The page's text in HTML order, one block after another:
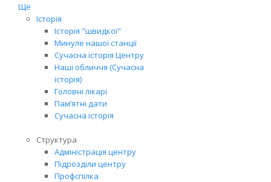
Ще
Історія
Історія "швидкої"
Минуле нашої станції
Сучасна історія Центру
Наші обличчя (Сучасна
історія)
Головні лікарі
Пам’ятні дати
Сучасна історія
Структура
Адміністрація центру
Підрозділи центру
Профспілка